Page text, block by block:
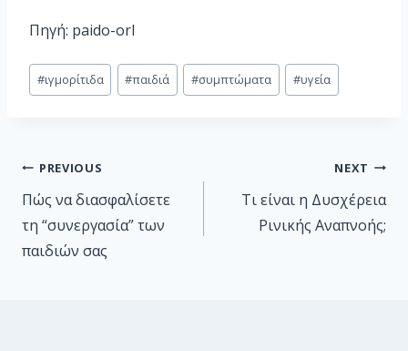
Πηγή: paido-orl
#ιγμορίτιδα #παιδιά #συμπτώματα #υγεία
PREVIOUS
Πώς να διασφαλίσετε
τη “συνεργασία” των
παιδιών σας
NEXT
Τι είναι η Δυσχέρεια
Ρινικής Αναπνοής;